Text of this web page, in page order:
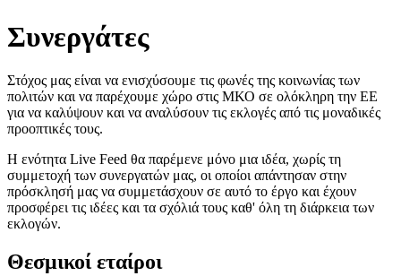
Συνεργάτες
Στόχος μας είναι να ενισχύσουμε τις φωνές της κοινωνίας των
πολιτών και να παρέχουμε χώρο στις ΜΚΟ σε ολόκληρη την ΕΕ
για να καλύψουν και να αναλύσουν τις εκλογές από τις μοναδικές
προοπτικές τους.
Η ενότητα Live Feed θα παρέμενε μόνο μια ιδέα, χωρίς τη
συμμετοχή των συνεργατών μας, οι οποίοι απάντησαν στην
πρόσκλησή μας να συμμετάσχουν σε αυτό το έργο και έχουν
προσφέρει τις ιδέες και τα σχόλιά τους καθ' όλη τη διάρκεια των
εκλογών.
Θεσμικοί εταίροι